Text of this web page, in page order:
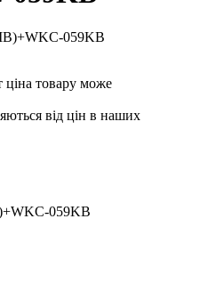
ціна товару може
від цін в наших
059KB